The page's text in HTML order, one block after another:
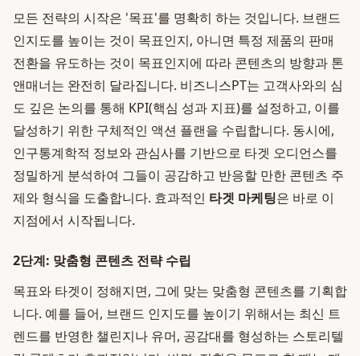
모든 전략의 시작은 '목표'를 명확히 하는 것입니다. 브랜드
인지도를 높이는 것이 목표인지, 아니면 특정 제품의 판매
전환을 유도하는 것이 목표인지에 따라 콘텐츠의 방향과 톤
앤매너는 완전히 달라집니다. 비즈니스PT는 고객사와의 심
도 깊은 논의를 통해 KPI(핵심 성과 지표)를 설정하고, 이를
달성하기 위한 구체적인 액션 플랜을 수립합니다. 동시에,
인구통계학적 정보와 관심사를 기반으로 타겟 오디언스를
정밀하게 분석하여 그들이 공감하고 반응할 만한 콘텐츠 주
제와 형식을 도출합니다. 효과적인 타겟 마케팅은 바로 이
지점에서 시작됩니다.
2단계: 맞춤형 콘텐츠 전략 수립
목표와 타겟이 정해지면, 그에 맞는 맞춤형 콘텐츠를 기획합
니다. 예를 들어, 브랜드 인지도를 높이기 위해서는 최신 트
렌드를 반영한 챌린지나 유머, 공감대를 형성하는 스토리텔